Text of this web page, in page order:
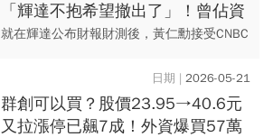
「輝達不抱希望撤出了」！曾佔資
料中心1/5營收，再來怎麼突破？
就在輝達公布財報財測後，黃仁勳接受CNBC
球AI半導體格局，對中國在短期內重新開放
的前景他持謹慎態度，...
2026-05-21
群創可以買？股價23.95→40.6元
又拉漲停已飆7成！外資爆買57萬